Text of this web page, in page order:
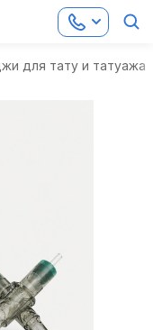
для тату и татуажа